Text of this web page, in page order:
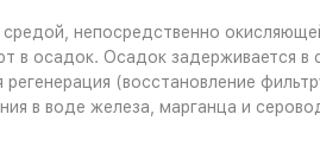
непосредственно
в осадок. Осадок задерживается
(восстановление
в воде железа, марганца и